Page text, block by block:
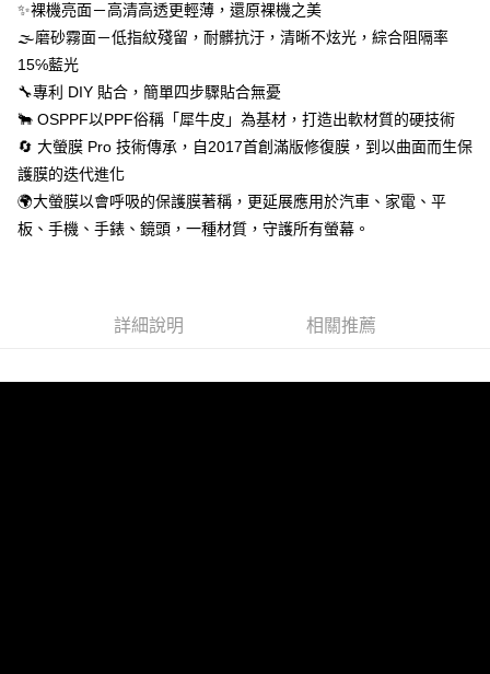
✨裸機亮面－高清高透更輕薄，還原裸機之美
🌫磨砂霧面－低指紋殘留，耐髒抗汙，清晰不炫光，綜合阻隔率
15℅藍光
🔧專利 DIY 貼合，簡單四步驟貼合無憂
🐂 OSPPF以PPF俗稱「犀牛皮」為基材，打造出軟材質的硬技術
🔄 大螢膜 Pro 技術傳承，自2017首創滿版修復膜，到以曲面而生保
護膜的迭代進化
🌍大螢膜以會呼吸的保護膜著稱，更延展應用於汽車、家電、平
板、手機、手錶、鏡頭，一種材質，守護所有螢幕。
詳細說明 相關推薦